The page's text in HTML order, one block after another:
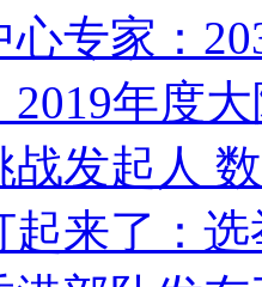
心专家：
年度
发起人
起来了：